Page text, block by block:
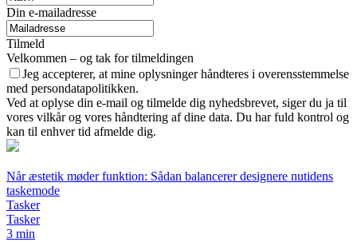
Din e-mailadresse
Tilmeld
Velkommen – og tak for tilmeldingen
Jeg accepterer, at mine oplysninger håndteres i overensstemmelse
med persondatapolitikken.
Ved at oplyse din e-mail og tilmelde dig nyhedsbrevet, siger du ja til
vores vilkår og vores håndtering af dine data. Du har fuld kontrol og
kan til enhver tid afmelde dig.
Når æstetik møder funktion: Sådan balancerer designere nutidens
taskemode
Tasker
Tasker
3 min